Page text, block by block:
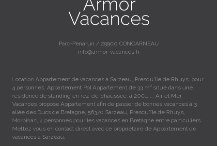
Parc-Penarun / 29900 CONCARNEAU
info@armor-vacances.fr
Location Appartement de vacances à Sarzeau, Presqu'île de Rhuys, pour
4 personnes. Appartement Pol Appartement de 33 m² situé dans une
résidence de standing en rez-de-chaussée, à 200….... Air et Mer
Vacances propose Appartement afin de passer de bonnes vacances à 3
allée des Ducs de Bretagne, 56370 Sarzeau, Presqu'île de Rhuys,
Morbihan, 4 personnes pour les vacances en Bretagne entre particuliers.
Mettez vous en contact direct avec ce propriétaire de Appartement de
vacances à Sarzeau.